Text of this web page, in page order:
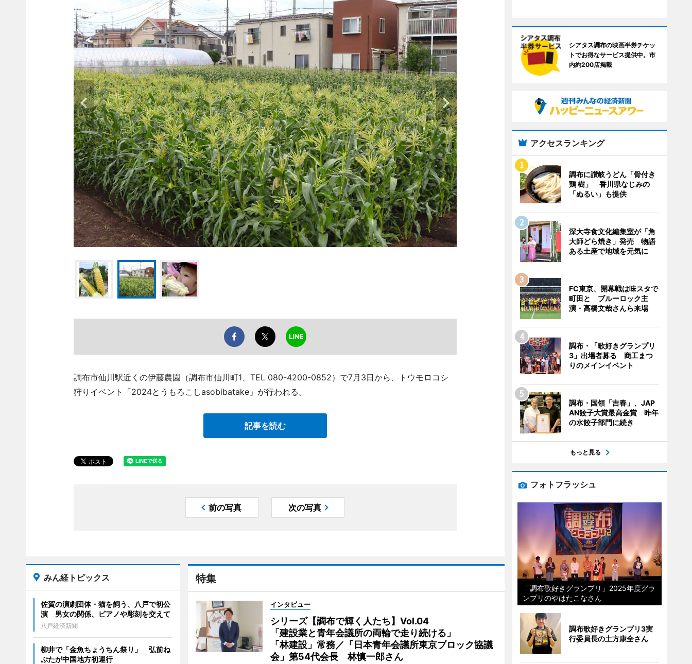
調布市仙川駅近くの伊藤農園（調布市仙川町1、TEL 080-4200-0852）で7月3日から、トウモロコシ
狩りイベント「2024とうもろこしasobibatake」が行われる。
記事を読む
前の写真 次の写真
特集
インタビュー
シリーズ【調布で輝く人たち】Vol.04
「建設業と青年会議所の両輪で走り続ける」
「林建設」常務／「日本青年会議所東京ブロック協議
会」第54代会長 林慎一郎さん
みん経トピックス
佐賀の演劇団体・猫を飼う、八戸で初公
演 男女の関係、ピアノや彫刻を交えて
八戸経済新聞
柳井で「金魚ちょうちん祭り」 弘前ね
ぷたが中国地方初運行
シアタス調布の映画半券チケッ
トでお得なサービス提供中。市
内約200店掲載
アクセスランキング
調布に讃岐うどん「骨付き
鶏 樹」 香川県なじみの
「ぬるい」も提供
深大寺食文化編集室が「角
大師どら焼き」発売 物語
ある土産で地域を元気に
FC東京、開幕戦は味スタで
町田と ブルーロック主
演・高橋文哉さんら来場
調布・「歌好きグランプリ
3」出場者募る 商工まつ
りのメインイベント
調布・国領「吉春」、JAP
AN餃子大賞最高金賞 昨年
の水餃子部門に続き
もっと見る
フォトフラッシュ
「調布歌好きグランプリ」2025年度グラ
ンプリのやはたこなさん
調布歌好きグランプリ3実
行委員長の土方康全さん